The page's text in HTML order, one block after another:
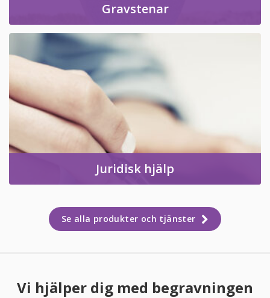
Gravstenar
Juridisk hjälp
Se alla produkter och tjänster
Vi hjälper dig med begravningen